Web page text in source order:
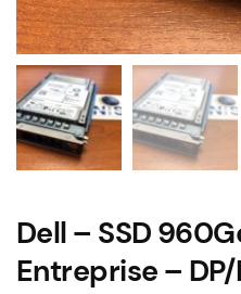
Dell – SSD
Entreprise – DP/